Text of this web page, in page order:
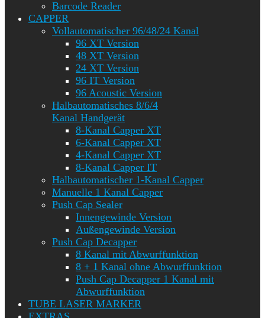
Barcode Reader
CAPPER
Vollautomatischer 96/48/24 Kanal
96 XT Version
48 XT Version
24 XT Version
96 IT Version
96 Acoustic Version
Halbautomatisches 8/6/4
Kanal Handgerät
8-Kanal Capper XT
6-Kanal Capper XT
4-Kanal Capper XT
8-Kanal Capper IT
Halbautomatischer 1-Kanal Capper
Manuelle 1 Kanal Capper
Push Cap Sealer
Innengewinde Version
Außengewinde Version
Push Cap Decapper
8 Kanal mit Abwurffunktion
8 + 1 Kanal ohne Abwurffunktion
Push Cap Decapper 1 Kanal mit
Abwurffunktion
TUBE LASER MARKER